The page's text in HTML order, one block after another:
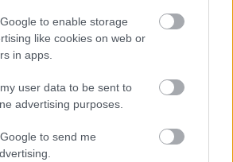
to enable storage
like cookies on web or
in apps.
user data to be sent to
advertising purposes.
to send me